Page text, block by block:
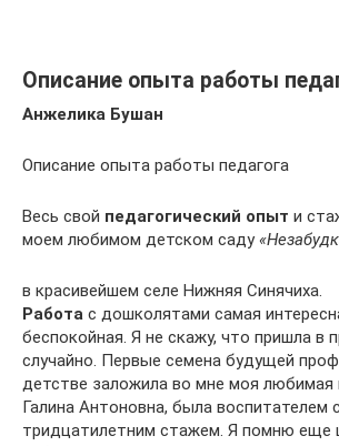
Описание опыта работы
Анжелика Бушан
Описание опыта работы педагога
Весь свой педагогический опыт и
моем любимом детском саду
в красивейшем селе Нижняя Синячиха.
Работа с дошколятами самая
беспокойная. Я не скажу, что пришла в
случайно. Первые семена будущей
детстве заложила во мне моя
Галина Антоновна, была воспитателем с
тридцатилетним стажем. Я помню еще